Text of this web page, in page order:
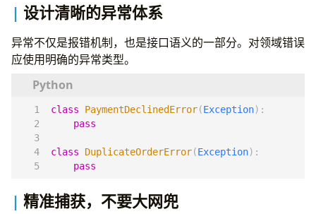
设计清晰的异常体系
异常不仅是报错机制，也是接口语义的一部分。对领域错误
应使用明确的异常类型。
class PaymentDeclinedError(Exception):
pass
class DuplicateOrderError(Exception):
pass
精准捕获，不要大网兜